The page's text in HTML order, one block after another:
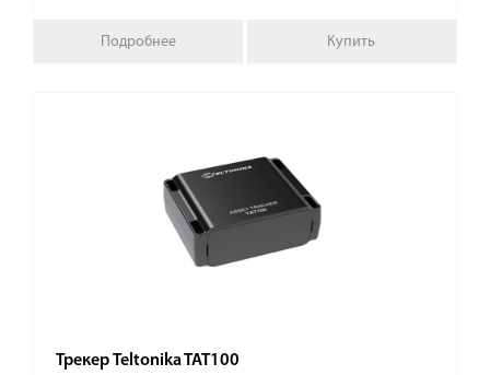
Подробнее Купить
Трекер Teltonika TAT100